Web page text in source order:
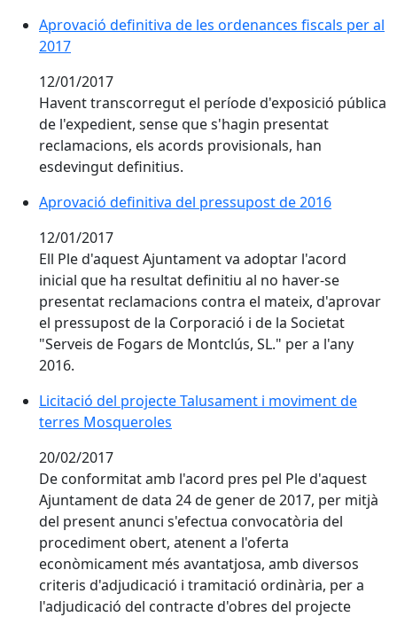
Aprovació definitiva de les ordenances fiscals per al
2017
12/01/2017
Havent transcorregut el període d'exposició pública
de l'expedient, sense que s'hagin presentat
reclamacions, els acords provisionals, han
esdevingut definitius.
Aprovació definitiva del pressupost de 2016
12/01/2017
Ell Ple d'aquest Ajuntament va adoptar l'acord
inicial que ha resultat definitiu al no haver-se
presentat reclamacions contra el mateix, d'aprovar
el pressupost de la Corporació i de la Societat
"Serveis de Fogars de Montclús, SL." per a l'any
2016.
Licitació del projecte Talusament i moviment de
terres Mosqueroles
20/02/2017
De conformitat amb l'acord pres pel Ple d'aquest
Ajuntament de data 24 de gener de 2017, per mitjà
del present anunci s'efectua convocatòria del
procediment obert, atenent a l'oferta
econòmicament més avantatjosa, amb diversos
criteris d'adjudicació i tramitació ordinària, per a
l'adjudicació del contracte d'obres del projecte